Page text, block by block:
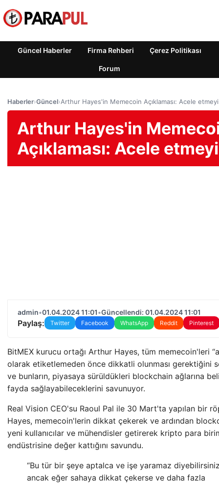
Güncel Haberler Firma Rehberi Çerez Politikası
Forum
Haberler›Güncel›Arthur Hayes'in Memecoin Açıklaması: Acele
Arthur Hayes'in
Açıklaması: Acele
admin•01.04.2024 11:01•Güncellendi: 01.04.2024 11:01
Paylaş: Twitter Facebook WhatsApp Reddit Pinterest
BitMEX kurucu ortağı Arthur Hayes, tüm memecoin'leri
olarak etiketlemeden önce dikkatli olunması gerektiğini
ve bunların, piyasaya sürüldükleri blockchain ağlarına
fayda sağlayabileceklerini savunuyor.
Real Vision CEO'su Raoul Pal ile 30 Mart'ta yapılan bir
Hayes, memecoin'lerin dikkat çekerek ve ardından
yeni kullanıcılar ve mühendisler getirerek kripto para
endüstrisine değer kattığını savundu.
“Bu tür bir şeye aptalca ve işe yaramaz
ancak eğer sahaya dikkat çekerse ve daha fazla